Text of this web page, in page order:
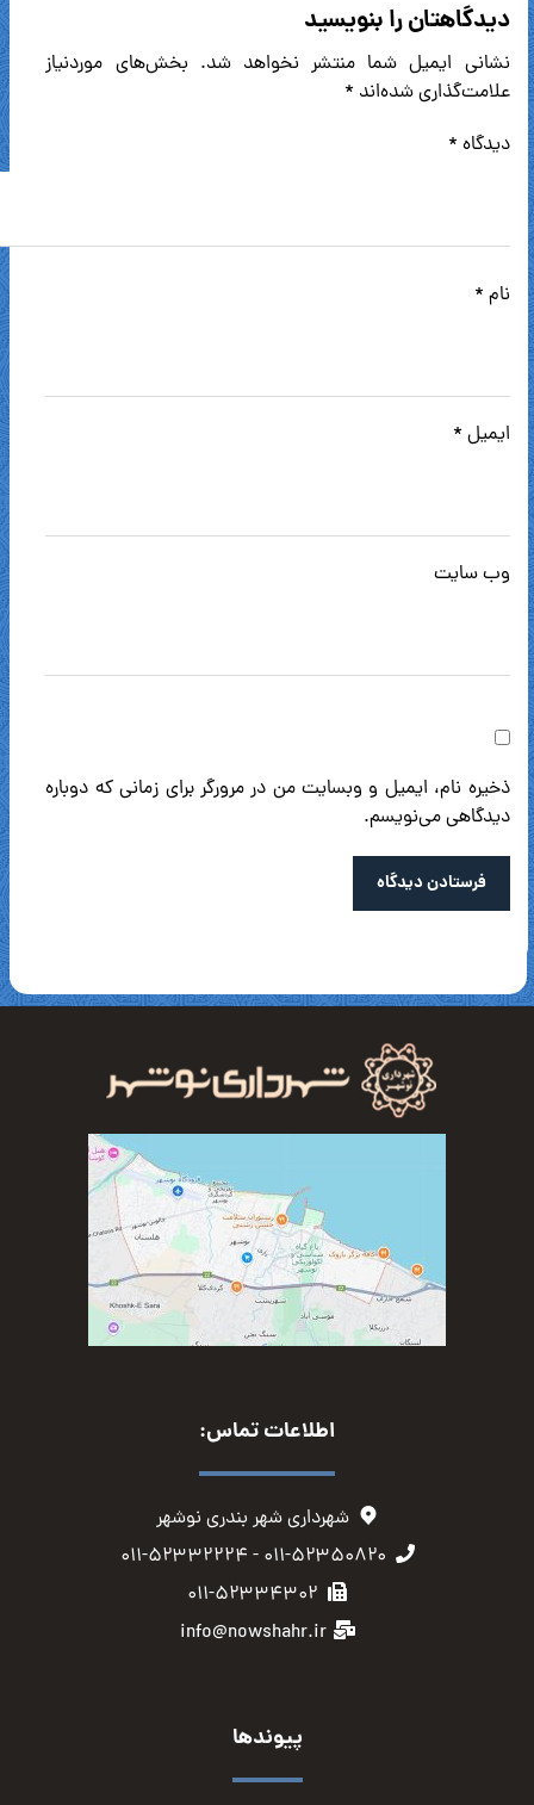
دیدگاهتان را بنویسید
نشانی ایمیل شما منتشر نخواهد شد. بخش‌های موردنیاز
علامت‌گذاری شده‌اند *
دیدگاه *
نام *
ایمیل *
وب‌ سایت
ذخیره نام، ایمیل و وبسایت من در مرورگر برای زمانی که دوباره
دیدگاهی می‌نویسم.
فرستادن دیدگاه
اطلاعات تماس:
شهرداری شهر بندری نوشهر
۰۱۱-۵۲۳۵۰۸۲۰ - ۰۱۱-۵۲۳۳۲۲۲۴
۰۱۱-۵۲۳۳۴۳۰۲
info@nowshahr.ir
پیوندها